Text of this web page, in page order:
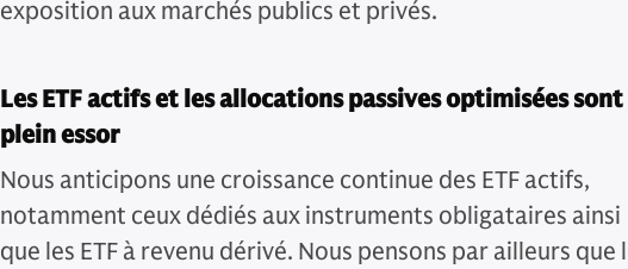
exposition aux marchés publics et privés.
Les ETF actifs et les allocations passives optimisées sont
plein essor
Nous anticipons une croissance continue des ETF actifs,
notamment ceux dédiés aux instruments obligataires ainsi
que les ETF à revenu dérivé. Nous pensons par ailleurs que